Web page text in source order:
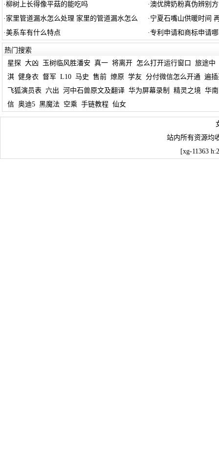
·柳树上长得像平菇的能吃吗 ·澳优牌奶粉真伪辨别
· 家里管道漏水怎么处理 家里的管道漏水怎么 · 宁夏石嘴山供暖时间
·美系车有什么特点 ·专利申请和商标申请
热门搜索
星探 大凶 玉树临风胜潘安 真一 将离开 怎么打开运行窗口
旅途中
淇 健身衣 督军 L10 马史 售前 燎原 学友 分付微信怎么开通 遍
飞狐演员表 六出 河中石兽原文及翻译 华为屏幕录制 精灵之境 华
信 奥迪5 黑魔法 空乘 手链教程 仙女
站内所有资源均
[xg-11363